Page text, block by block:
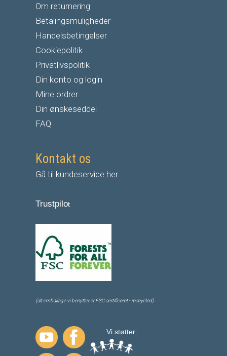
Om returnering
Betalingsmuligheder
Handelsbetingelser
Cookiepolitik
Privatlivspolitik
Din konto og login
Mine ordrer
Din ønskeseddel
FAQ
Kontakt os
Gå til kundeservice her
Trustpilot
(alt emballage vi benytter er FSC certificeret - receycled)
Vi støtter: